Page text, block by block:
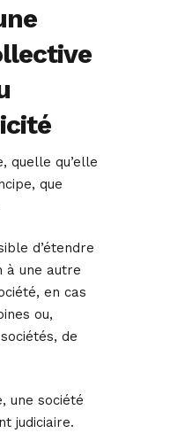
quelle qu’elle
que
d’étendre
à une autre
en cas
ou,
de
une société
judiciaire.